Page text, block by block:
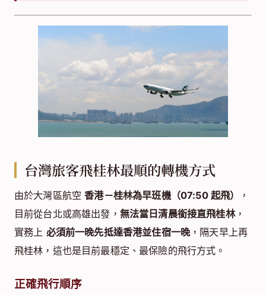
台灣旅客飛桂林最順的轉機方式
由於大灣區航空香港－桂林為早班機（07:50 起飛）
，
目前從台北或高雄出發， 無法當日清晨銜接直飛桂林，
實務上 必須前一晚先抵達香港並住宿一晚，隔天早上再
飛桂林，這也是目前最穩定、最保險的飛行方式。
正確飛行順序